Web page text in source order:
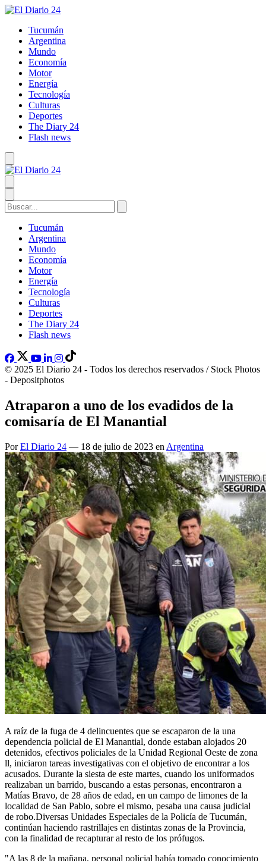
Tucumán
Argentina
Mundo
Economía
Motor
Energía
Tecnología
Culturas
Deportes
The Diary 24
Flash news
Tucumán
Argentina
Mundo
Economía
Motor
Energía
Tecnología
Culturas
Deportes
The Diary 24
Flash news
© 2025 El Diario 24 - Todos los derechos reservados / Stock Photos
- Depositphotos
Atraparon a uno de los evadidos de la
comisaría de El Manantial
PorEl Diario 24 — 18 de julio de 2023 en Argentina
A raíz de la fuga de 4 delincuentes que se escaparon de la una
dependencia policial de El Manantial, donde estaban alojados 20
detenidos, efectivos policiales de la Unidad Regional Oeste de zona
ll, iniciaron tareas investigativas con el objetivo de encontrar a los
acusados. Durante la siesta de este martes, cuando los uniformados
realizaban un barrido, buscando a estas personas, encontraron a
Matías Bravo, de 28 años de edad, en un campo de limones de la
localidad de San Pablo, sobre el mismo, pesaba una causa judicial
de robo.Diversas Unidades Especiales de la Policía de Tucumán,
continúan haciendo rastrillajes en distintas zonas de la Provincia,
con la finalidad de recapturar al resto de los prófugos.
"A las 8 de la mañana, personal policial había tomado conocimiento